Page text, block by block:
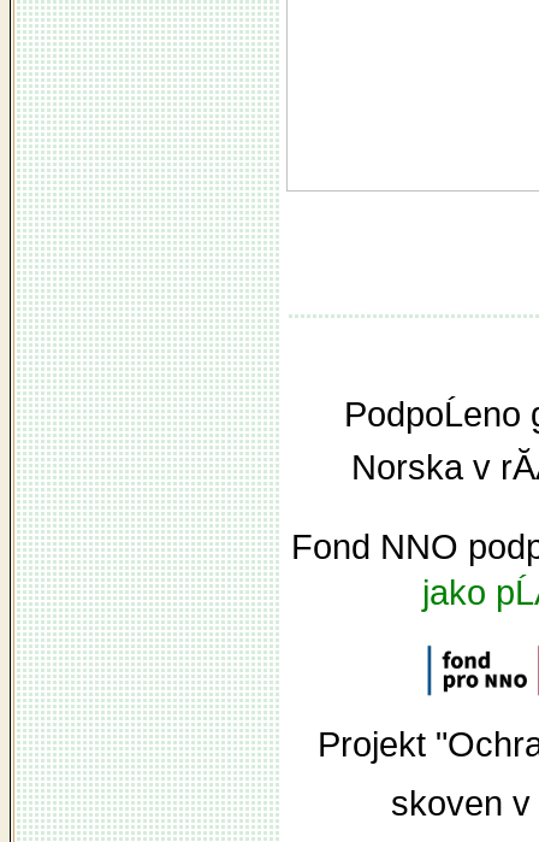
Norska v
Fond NNO
jako
Projekt
skoven v